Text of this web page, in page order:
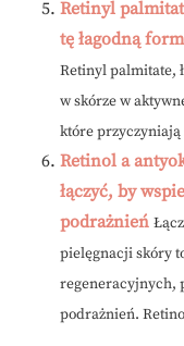
Retinyl
tę łagodną
Retinyl palmitate,
w skórze w
które przyczyniają
Retinol a
łączyć, by
podrażnień
pielęgnacji skóry
regeneracyjnych,
podrażnień.